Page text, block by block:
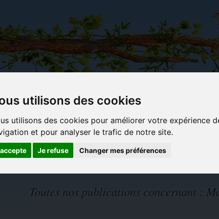
utilisons des cookies
utilisons des cookies pour améliorer votre expérience
et pour analyser le trafic de notre site.
Je refuse Changer mes préférences
manuelles,
détente et
jeux
cadeaux
originaux
Du
Toutes nos publications concernant :